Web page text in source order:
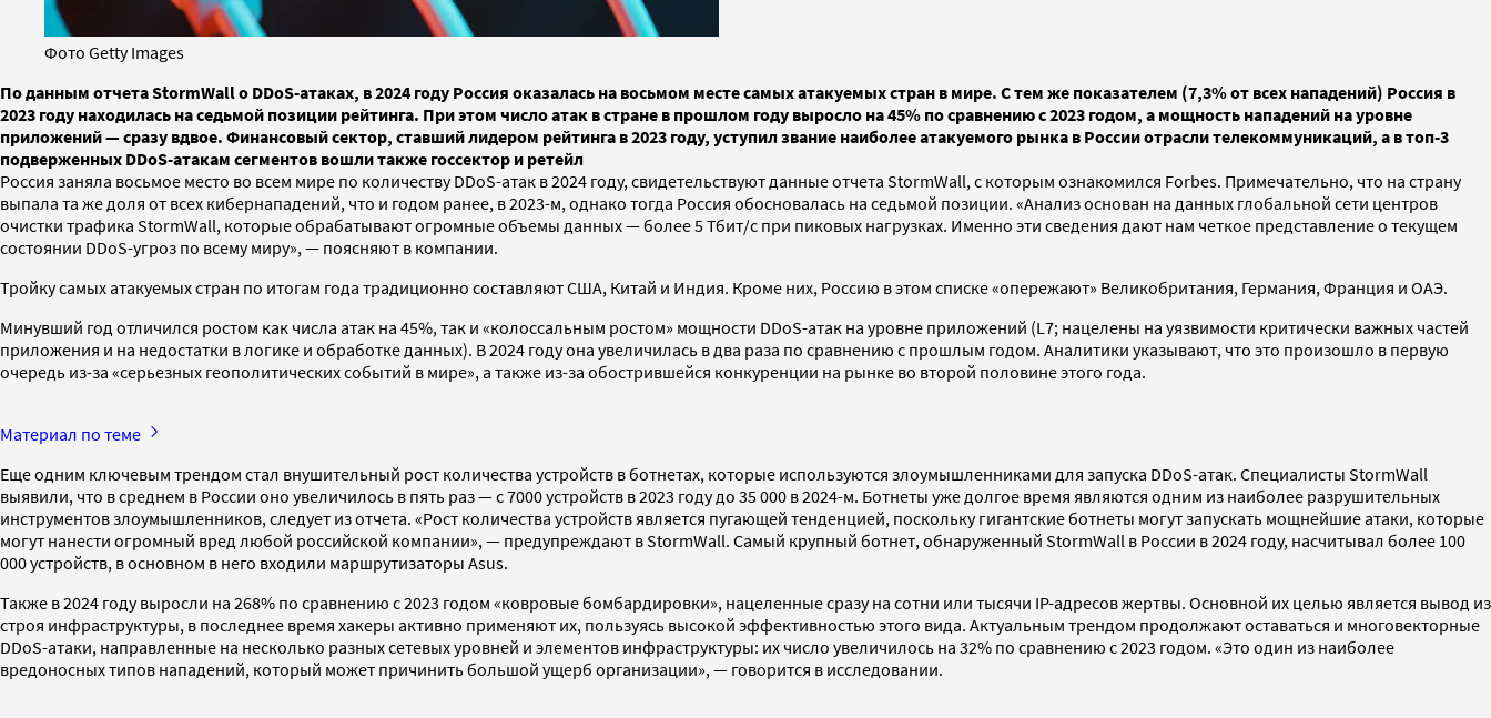
Фото Getty Images
По данным отчета StormWall о DDoS-атаках, в 2024 году Россия оказалась на восьмом месте самых атакуемых стран в мире. С тем же показателем (7,3% от всех нападений) Россия в
2023 году находилась на седьмой позиции рейтинга. При этом число атак в стране в прошлом году выросло на 45% по сравнению с 2023 годом, а мощность нападений на уровне
приложений — сразу вдвое. Финансовый сектор, ставший лидером рейтинга в 2023 году, уступил звание наиболее атакуемого рынка в России отрасли телекоммуникаций, а в топ-3
подверженных DDoS-атакам сегментов вошли также госсектор и ретейл
Россия заняла восьмое место во всем мире по количеству DDoS-атак в 2024 году, свидетельствуют данные отчета StormWall, с которым ознакомился Forbes. Примечательно, что на страну
выпала та же доля от всех кибернападений, что и годом ранее, в 2023-м, однако тогда Россия обосновалась на седьмой позиции. «Анализ основан на данных глобальной сети центров
очистки трафика StormWall, которые обрабатывают огромные объемы данных — более 5 Тбит/с при пиковых нагрузках. Именно эти сведения дают нам четкое представление о текущем
состоянии DDoS-угроз по всему миру», — поясняют в компании.
Тройку самых атакуемых стран по итогам года традиционно составляют США, Китай и Индия. Кроме них, Россию в этом списке «опережают» Великобритания, Германия, Франция и ОАЭ.
Минувший год отличился ростом как числа атак на 45%, так и «колоссальным ростом» мощности DDoS-атак на уровне приложений (L7; нацелены на уязвимости критически важных частей
приложения и на недостатки в логике и обработке данных). В 2024 году она увеличилась в два раза по сравнению с прошлым годом. Аналитики указывают, что это произошло в первую
очередь из-за «серьезных геополитических событий в мире», а также из-за обострившейся конкуренции на рынке во второй половине этого года.
Материал по теме
Еще одним ключевым трендом стал внушительный рост количества устройств в ботнетах, которые используются злоумышленниками для запуска DDoS-атак. Специалисты StormWall
выявили, что в среднем в России оно увеличилось в пять раз — с 7000 устройств в 2023 году до 35 000 в 2024-м. Ботнеты уже долгое время являются одним из наиболее разрушительных
инструментов злоумышленников, следует из отчета. «Рост количества устройств является пугающей тенденцией, поскольку гигантские ботнеты могут запускать мощнейшие атаки, которые
могут нанести огромный вред любой российской компании», — предупреждают в StormWall. Самый крупный ботнет, обнаруженный StormWall в России в 2024 году, насчитывал более 100
000 устройств, в основном в него входили маршрутизаторы Asus.
Также в 2024 году выросли на 268% по сравнению с 2023 годом «ковровые бомбардировки», нацеленные сразу на сотни или тысячи IP-адресов жертвы. Основной их целью является вывод из
строя инфраструктуры, в последнее время хакеры активно применяют их, пользуясь высокой эффективностью этого вида. Актуальным трендом продолжают оставаться и многовекторные
DDoS-атаки, направленные на несколько разных сетевых уровней и элементов инфраструктуры: их число увеличилось на 32% по сравнению с 2023 годом. «Это один из наиболее
вредоносных типов нападений, который может причинить большой ущерб организации», — говорится в исследовании.